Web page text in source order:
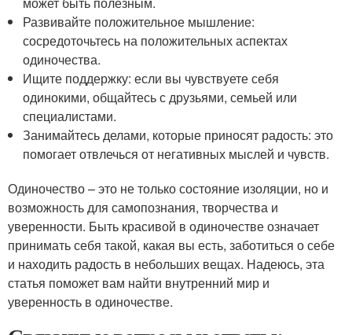
Развивайте положительное мышление:
сосредоточьтесь на положительных аспектах
одиночества.
Ищите поддержку: если вы чувствуете себя
одинокими, общайтесь с друзьями, семьей или
специалистами.
Занимайтесь делами, которые приносят радость: это
помогает отвлечься от негативных мыслей и чувств.
Одиночество – это не только состояние изоляции, но и
возможность для самопознания, творчества и
уверенности. Быть красивой в одиночестве означает
принимать себя такой, какая вы есть, заботиться о себе
и находить радость в небольших вещах. Надеюсь, эта
статья поможет вам найти внутренний мир и
уверенность в одиночестве.